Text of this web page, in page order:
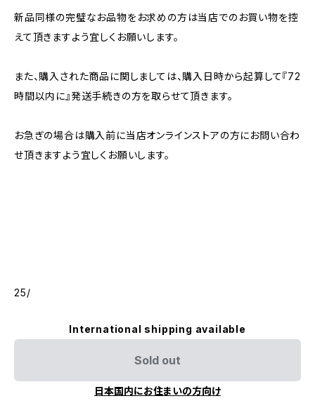
新品同様の完璧なお品物をお求めの方は当店でのお買い物を控
えて頂きますよう宜しくお願いします。
また、購入された商品に関しましては、購入日時から起算して『72
時間以内に』発送手続きの方を取らせて頂きます。
お急ぎの場合は購入前に当店オンラインストアの方にお問い合わ
せ頂きますよう宜しくお願いします。
25/
International shipping available
Sold out
日本国内にお住まいの方向け